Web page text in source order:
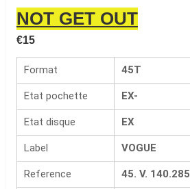
NOT GET OUT
€15
Format 45T
Etat pochette EX-
Etat disque EX
Label VOGUE
Reference 45. V. 140.285